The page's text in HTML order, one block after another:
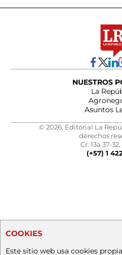
NUESTROS
La
Asuntos
© 2026, Editorial La
derechos
Cr. 13a 37-
(+57) 1
COOKIES
Este sitio web usa cookies